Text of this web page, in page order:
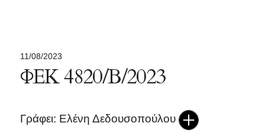
11/08/2023
ΦΕΚ 4820/Β/2023
Γράφει: Ελένη Δεδουσοπούλου